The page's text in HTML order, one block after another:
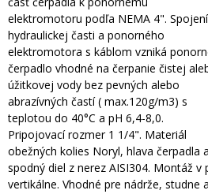
elektromotoru podľa NEMA 4".
hydraulickej časti a ponorného
elektromotora s káblom vzniká
čerpadlo vhodné na čerpanie čistej
úžitkovej vody bez pevných alebo
abrazívných častí ( max.120g/m3) s
teplotou do 40°C a pH 6,4-8,0.
Pripojovací rozmer 1 1/4". Materiál
obežných kolies Noryl, hlava čerpadla a
spodný diel z nerez AISI304. Montáž
vertikálne. Vhodné pre nádrže, studne